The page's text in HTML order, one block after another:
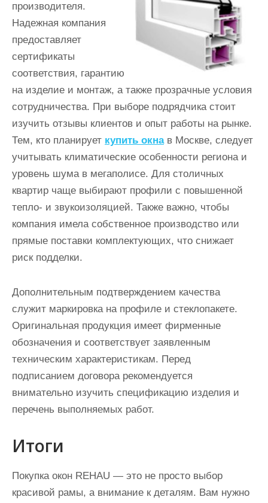
производителя.
Надежная компания
предоставляет
сертификаты
соответствия, гарантию
на изделие и монтаж, а также прозрачные условия
сотрудничества. При выборе подрядчика стоит
изучить отзывы клиентов и опыт работы на рынке.
Тем, кто планирует купить окнав Москве, следует
учитывать климатические особенности региона и
уровень шума в мегаполисе. Для столичных
квартир чаще выбирают профили с повышенной
тепло- и звукоизоляцией. Также важно, чтобы
компания имела собственное производство или
прямые поставки комплектующих, что снижает
риск подделки.
Дополнительным подтверждением качества
служит маркировка на профиле и стеклопакете.
Оригинальная продукция имеет фирменные
обозначения и соответствует заявленным
техническим характеристикам. Перед
подписанием договора рекомендуется
внимательно изучить спецификацию изделия и
перечень выполняемых работ.
Итоги
Покупка окон REHAU — это не просто выбор
красивой рамы, а внимание к деталям. Вам нужно